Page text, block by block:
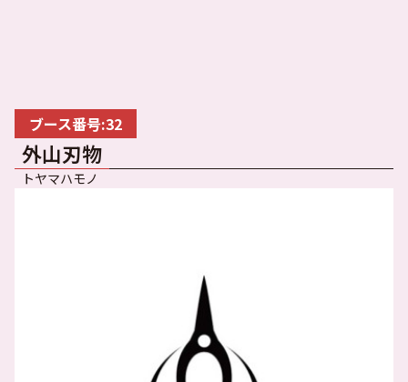
ブース番号:32
外山刃物
トヤマハモノ